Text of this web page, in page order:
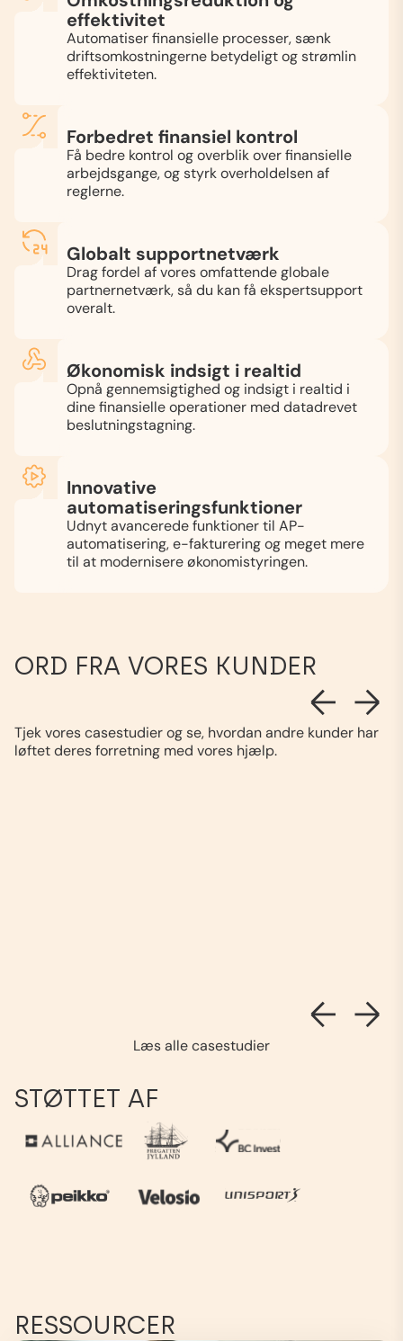
effektivitet
Automatiser finansielle processer, sænk
driftsomkostningerne betydeligt og strømlin
effektiviteten.
Forbedret finansiel kontrol
Få bedre kontrol og overblik over finansielle
arbejdsgange, og styrk overholdelsen af
reglerne.
Globalt supportnetværk
Drag fordel af vores omfattende globale
partnernetværk, så du kan få ekspertsupport
overalt.
Økonomisk indsigt i realtid
Opnå gennemsigtighed og indsigt i realtid i
dine finansielle operationer med datadrevet
beslutningstagning.
Innovative
automatiseringsfunktioner
Udnyt avancerede funktioner til AP-
automatisering, e-fakturering og meget mere
til at modernisere økonomistyringen.
ORD FRA VORES KUNDER
Tjek vores casestudier og se, hvordan andre kunder har
løftet deres forretning med vores hjælp.
Læs alle casestudier
STØTTET AF
RESSOURCER